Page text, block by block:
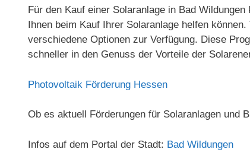
Für den Kauf einer Solaranlage in Bad
Ihnen beim Kauf Ihrer Solaranlage helfen
verschiedene Optionen zur Verfügung. Diese
schneller in den Genuss der Vorteile der
Photovoltaik Förderung Hessen
Ob es aktuell Förderungen für Solaranlagen und
Infos auf dem Portal der Stadt: Bad Wildungen